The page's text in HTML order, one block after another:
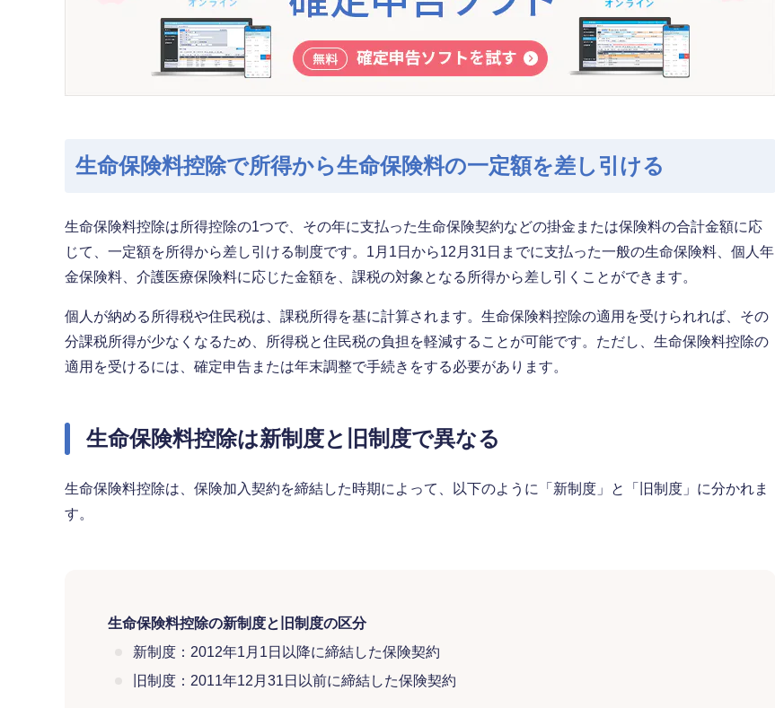
生命保険料控除で所得から生命保険料の一定額を差し引ける
生命保険料控除は所得控除の1つで、その年に支払った生命保険契約などの掛金または保険料の合計金額に応
じて、一定額を所得から差し引ける制度です。1月1日から12月31日までに支払った一般の生命保険料、個人年
金保険料、介護医療保険料に応じた金額を、課税の対象となる所得から差し引くことができます。
個人が納める所得税や住民税は、課税所得を基に計算されます。生命保険料控除の適用を受けられれば、その
分課税所得が少なくなるため、所得税と住民税の負担を軽減することが可能です。ただし、生命保険料控除の
適用を受けるには、確定申告または年末調整で手続きをする必要があります。
生命保険料控除は新制度と旧制度で異なる
生命保険料控除は、保険加入契約を締結した時期によって、以下のように「新制度」と「旧制度」に分かれま
す。
生命保険料控除の新制度と旧制度の区分
新制度：2012年1月1日以降に締結した保険契約
旧制度：2011年12月31日以前に締結した保険契約